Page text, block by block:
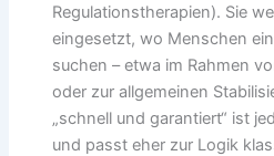
Regulationstherapien). Sie
eingesetzt, wo Menschen
suchen – etwa im Rahmen
oder zur allgemeinen
„schnell und garantiert“ ist
und passt eher zur Logik